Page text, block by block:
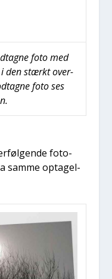
foto med
i den stærkt over­
foto ses
foto­
sam­me opta­gel­